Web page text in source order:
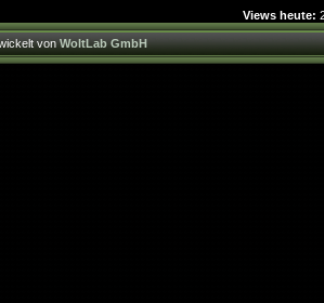
Views heute:
vonWoltLab GmbH